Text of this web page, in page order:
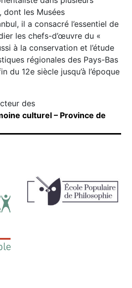
dont les Musées
il a consacré l’essentiel de
les chefs-d’œuvre du «
à la conservation et l’étude
régionales des Pays-Bas
du 12e siècle jusqu’à l’époque
des
culturel – Province de